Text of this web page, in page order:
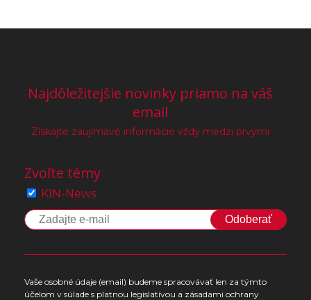
Najdôležitejšie novinky priamo na váš
email
Získajte zaujímavé informácie vždy medzi prvými
Zvoľte témy
KIN-News
Odoberať
Vaše osobné údaje (email) budeme spracovávať len za týmto
účelom v súlade s platnou legislatívou a zásadami ochrany